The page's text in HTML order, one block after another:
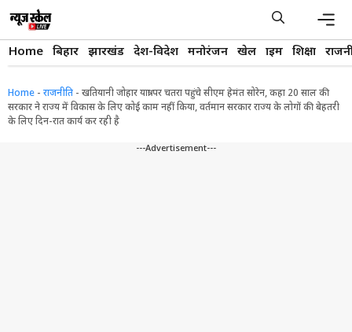
content
Home बिहार झारखंड देश-विदेश मनोरंजन खेल क्राइम शिक्षा
Home - राजनीति - खतियानी जोहार यात्रा पर चतरा पहुंचे सीएम हेमंत सोरेन, कहा 20 साल की
सरकार ने राज्य में विकास के लिए कोई काम नहीं किया, वर्तमान सरकार राज्य के लोगों की बेहतरी
के लिए दिन-रात कार्य कर रही है
---Advertisement---